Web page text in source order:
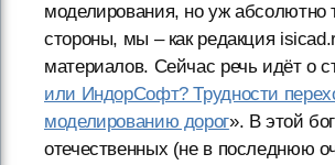
моделирования, но уж абсолютно
стороны, мы – как редакция
материалов. Сейчас речь идёт о
или ИндорСофт? Трудности
моделированию дорог». В этой
отечественных (не в последнюю